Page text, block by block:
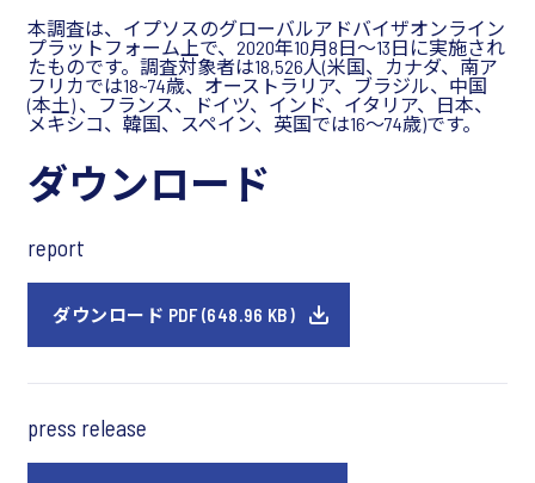
本調査は、イプソスのグローバルアドバイザオンライン
プラットフォーム上で、2020年10月8日～13日に実施され
たものです。調査対象者は18,526人(米国、カナダ、南ア
フリカでは18~74歳、オーストラリア、ブラジル、中国
(本土) 、フランス、ドイツ、インド、イタリア、日本、
メキシコ、韓国、スペイン、英国では16～74歳)です。
ダウンロード
report
ダウンロード PDF (648.96 KB)
press release